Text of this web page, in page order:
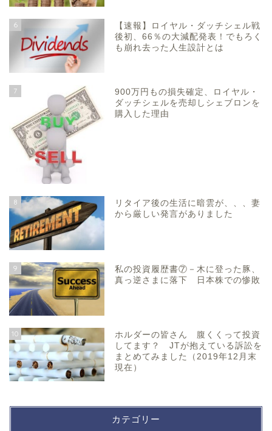
6
【速報】ロイヤル・ダッチシェル戦
後初、66％の大減配発表！でもろく
も崩れ去った人生設計とは
7
900万円もの損失確定、ロイヤル・
ダッチシェルを売却しシェブロンを
購入した理由
8
リタイア後の生活に暗雲が、、、妻
から厳しい発言がありました
9
私の投資履歴書⑦－木に登った豚、
真っ逆さまに落下 日本株での惨敗
10
ホルダーの皆さん 腹くくって投資
してます？ JTが抱えている訴訟を
まとめてみました（2019年12月末
現在）
カテゴリー